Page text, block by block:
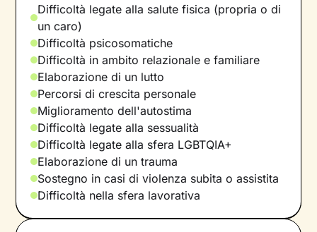
Difficoltà legate alla salute fisica (propria o di
un caro)
Difficoltà psicosomatiche
Difficoltà in ambito relazionale e familiare
Elaborazione di un lutto
Percorsi di crescita personale
Miglioramento dell'autostima
Difficoltà legate alla sessualità
Difficoltà legate alla sfera LGBTQIA+
Elaborazione di un trauma
Sostegno in casi di violenza subita o assistita
Difficoltà nella sfera lavorativa